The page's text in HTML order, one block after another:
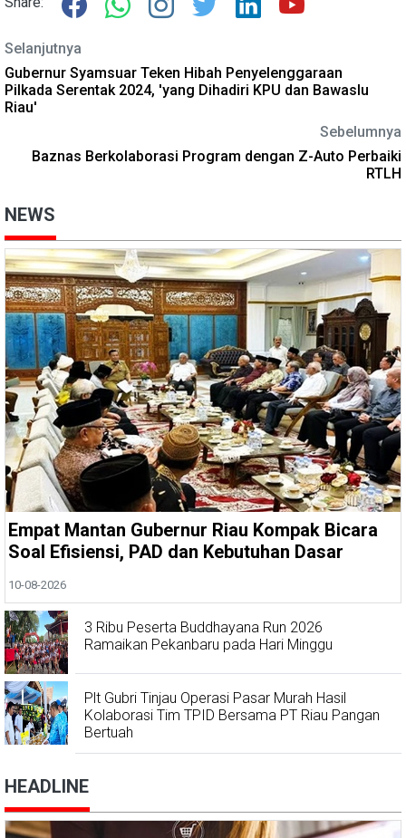
Selanjutnya
Gubernur Syamsuar Teken Hibah Penyelenggaraan
Pilkada Serentak 2024, 'yang Dihadiri KPU dan Bawaslu
Riau'
Sebelumnya
Baznas Berkolaborasi Program dengan Z-Auto Perbaiki
RTLH
NEWS
Empat Mantan Gubernur Riau Kompak Bicara
Soal Efisiensi, PAD dan Kebutuhan Dasar
10-08-2026
3 Ribu Peserta Buddhayana Run 2026
Ramaikan Pekanbaru pada Hari Minggu
Plt Gubri Tinjau Operasi Pasar Murah Hasil
Kolaborasi Tim TPID Bersama PT Riau Pangan
Bertuah
HEADLINE